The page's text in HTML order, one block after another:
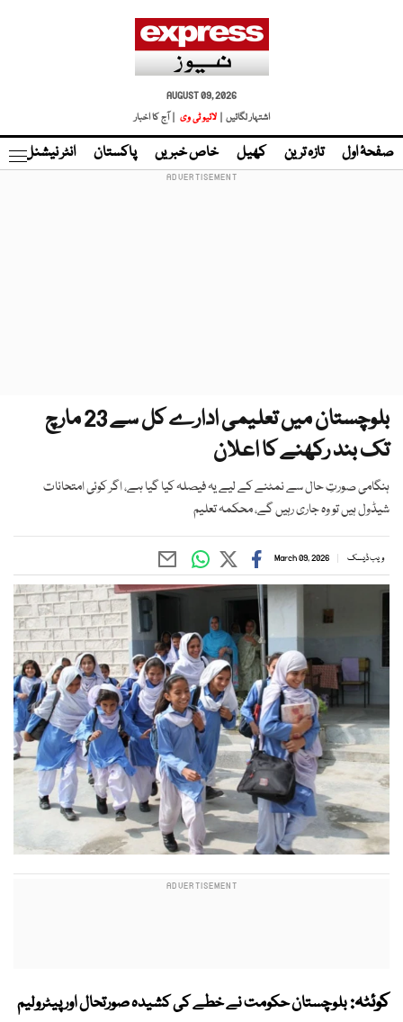
AUGUST 09, 2026
اشتہار لگائیں |
لائیو ٹی وی | آج کا اخبار
صفحۂ اول تازہ ترین کھیل خاص خبریں پاکستان انٹر نیشنل
بلوچستان میں تعلیمی ادارے کل سے 23 مارچ
تک بند رکھنے کا اعلان
ہنگامی صورتِ حال سے نمٹنے کے لیے یہ فیصلہ کیا گیا ہے، اگر کوئی امتحانات
شیڈول ہیں تو وہ جاری رہیں گے، محکمہ تعلیم
ویب ڈیسک March 09, 2026
کوئٹہ:بلوچستان حکومت نے خطے کی کشیدہ صورتحال اور پیٹرولیم